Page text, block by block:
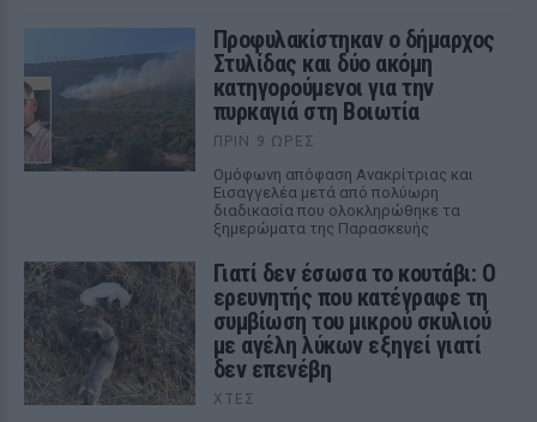
Προφυλακίστηκαν ο δήμαρχος
Στυλίδας και δύο ακόμη
κατηγορούμενοι για την
πυρκαγιά στη Βοιωτία
ΠΡΙΝ 9 ΏΡΕΣ
Ομόφωνη απόφαση Ανακρίτριας και
Εισαγγελέα μετά από πολύωρη
διαδικασία που ολοκληρώθηκε τα
ξημερώματα της Παρασκευής
Γιατί δεν έσωσα το κουτάβι: Ο
ερευνητής που κατέγραφε τη
συμβίωση του μικρού σκυλιού
με αγέλη λύκων εξηγεί γιατί
δεν επενέβη
ΧΤΕΣ